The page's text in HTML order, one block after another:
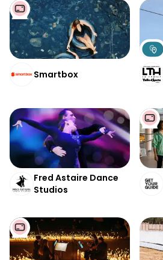
Smartbox
Fred Astaire Dance
Studios